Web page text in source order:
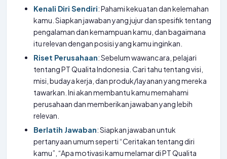
Kenali Diri Sendiri: Pahami kekuatan dan kelemahan
kamu. Siapkan jawaban yang jujur dan spesifik tentang
pengalaman dan kemampuan kamu, dan bagaimana
itu relevan dengan posisi yang kamu inginkan.
Riset Perusahaan: Sebelum wawancara, pelajari
tentang PT Qualita Indonesia. Cari tahu tentang visi,
misi, budaya kerja, dan produk/layanan yang mereka
tawarkan. Ini akan membantu kamu memahami
perusahaan dan memberikan jawaban yang lebih
relevan.
Berlatih Jawaban: Siapkan jawaban untuk
pertanyaan umum seperti “Ceritakan tentang diri
kamu”, “Apa motivasi kamu melamar di PT Qualita